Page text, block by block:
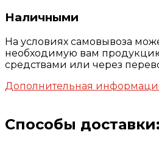
Наличными
На условиях самовывоза
необходимую вам
средствами или через
Дополнительная
Способы доставки: